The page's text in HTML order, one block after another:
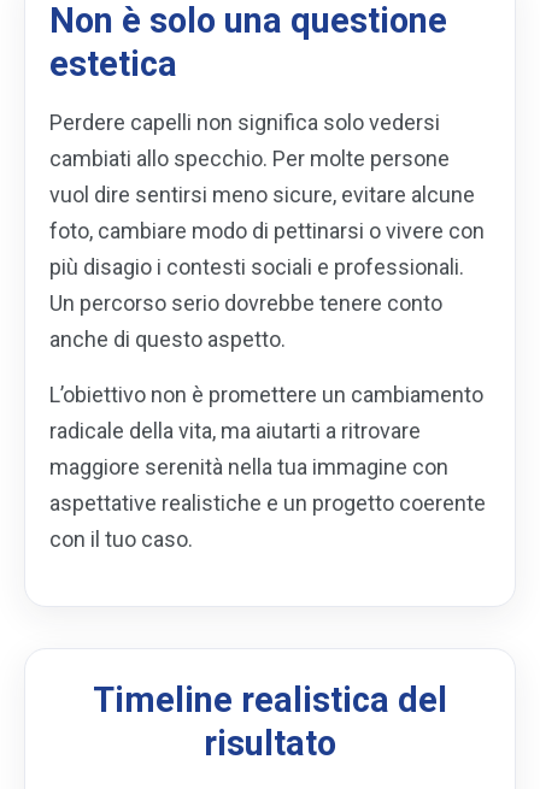
Non è solo una questione
estetica
Perdere capelli non significa solo vedersi
cambiati allo specchio. Per molte persone
vuol dire sentirsi meno sicure, evitare alcune
foto, cambiare modo di pettinarsi o vivere con
più disagio i contesti sociali e professionali.
Un percorso serio dovrebbe tenere conto
anche di questo aspetto.
L’obiettivo non è promettere un cambiamento
radicale della vita, ma aiutarti a ritrovare
maggiore serenità nella tua immagine con
aspettative realistiche e un progetto coerente
con il tuo caso.
Timeline realistica del
risultato